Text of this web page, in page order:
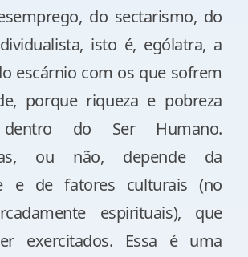
do sectarismo, do
isto é, ególatra, a
escárnio com os que sofrem
porque riqueza e pobreza
dentro do Ser Humano.
las, ou não, depende da
e de fatores culturais (no
espirituais), que
exercitados. Essa é uma